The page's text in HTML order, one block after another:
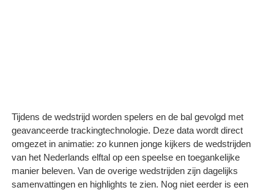
Tijdens de wedstrijd worden spelers en de bal gevolgd met
geavanceerde trackingtechnologie. Deze data wordt direct
omgezet in animatie: zo kunnen jonge kijkers de wedstrijden
van het Nederlands elftal op een speelse en toegankelijke
manier beleven. Van de overige wedstrijden zijn dagelijks
samenvattingen en highlights te zien. Nog niet eerder is een